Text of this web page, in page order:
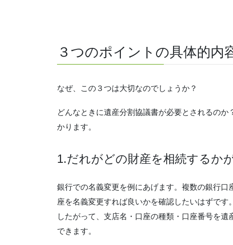
３つのポイントの具体的内
なぜ、この３つは大切なのでしょうか？
どんなときに遺産分割協議書が必要とされるの
かります。
1.だれがどの財産を相続するか
銀行での名義変更を例にあげます。複数の銀行
座を名義変更すれば良いかを確認したいはずです。
したがって、支店名・口座の種類・口座番号を
できます。